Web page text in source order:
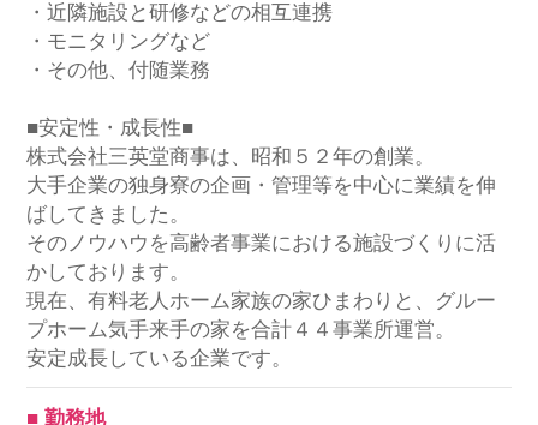
・近隣施設と研修などの相互連携
・モニタリングなど
・その他、付随業務
■安定性・成長性■
株式会社三英堂商事は、昭和５２年の創業。
大手企業の独身寮の企画・管理等を中心に業績を伸
ばしてきました。
そのノウハウを高齢者事業における施設づくりに活
かしております。
現在、有料老人ホーム家族の家ひまわりと、グルー
プホーム気手来手の家を合計４４事業所運営。
安定成長している企業です。
■ 勤務地